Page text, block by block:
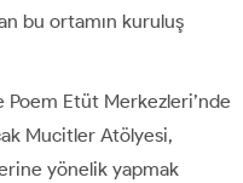
bu ortamın kuruluş
Poem Etüt Merkezleri’nde
Mucitler Atölyesi,
yönelik yapmak